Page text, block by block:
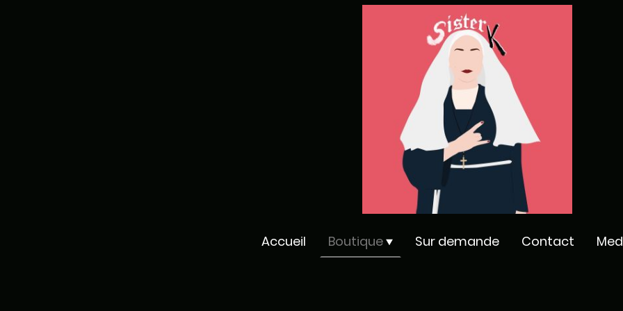
Accueil Boutique Sur demande Contact